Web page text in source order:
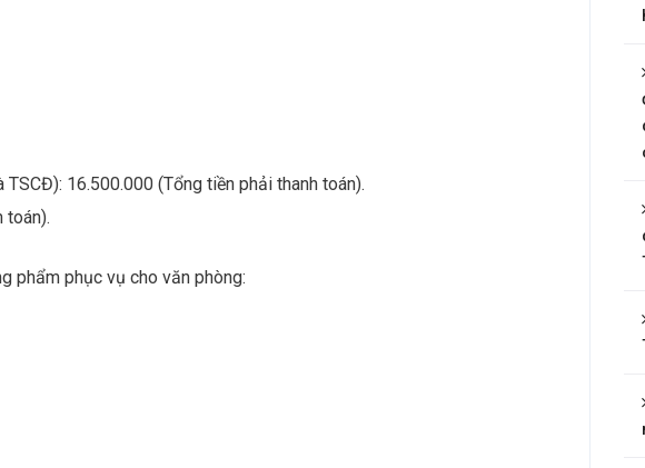
16.500.000 (Tổng tiền phải thanh toán).
toán).
phẩm phục vụ cho văn phòng: